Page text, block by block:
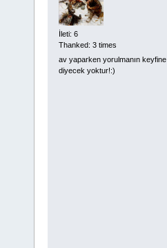
İleti: 6
Thanked: 3 times
av yaparken yorulmanın keyfine
diyecek yoktur!:)